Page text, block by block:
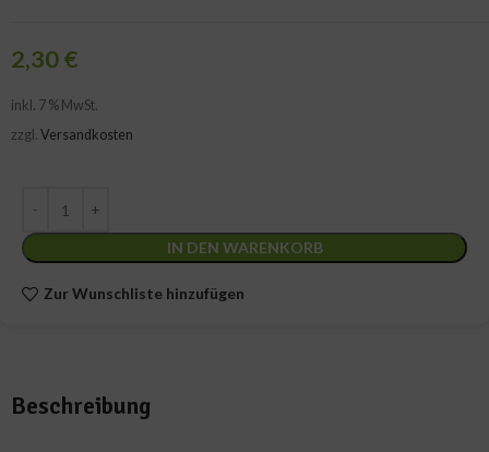
2,30€
inkl. 7 % MwSt.
zzgl. Versandkosten
IN DEN WARENKORB
Zur Wunschliste hinzufügen
Beschreibung